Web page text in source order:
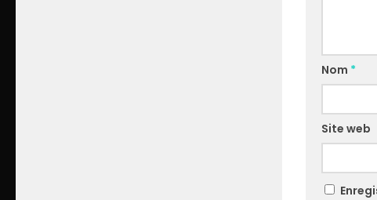
Nom *
Site web